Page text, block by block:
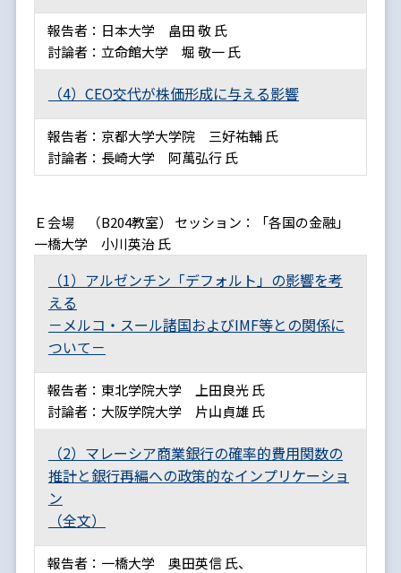
報告者：日本大学 畠田 敬 氏
討論者：立命館大学 堀 敬一 氏
（4）CEO交代が株価形成に与える影響
報告者：京都大学大学院 三好祐輔 氏
討論者：長崎大学 阿萬弘行 氏
Ｅ会場 （B204教室） セッション：「各国の金融」
一橋大学 小川英治 氏
（1）アルゼンチン「デフォルト」の影響を考
える
－メルコ・スール諸国およびIMF等との関係に
ついて－
報告者：東北学院大学 上田良光 氏
討論者：大阪学院大学 片山貞雄 氏
（2）マレーシア商業銀行の確率的費用関数の
推計と銀行再編への政策的なインプリケーショ
ン
（全文）
報告者：一橋大学 奥田英信 氏、